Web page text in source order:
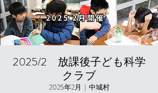
2025/2 放課後子ども科学
クラブ
2025年2月
  |
中城村